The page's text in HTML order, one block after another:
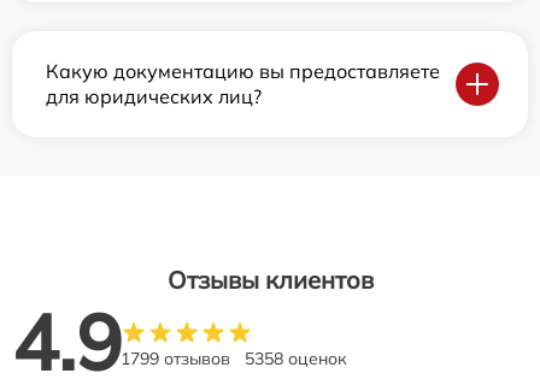
Какую документацию вы предоставляете
для юридических лиц?
Отзывы клиентов
4.91799 отзывов 5358 оценок